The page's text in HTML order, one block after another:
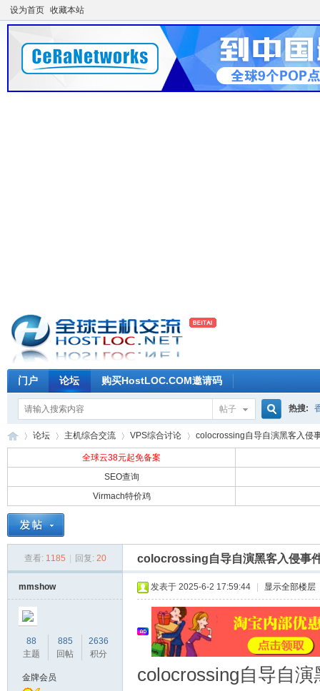
设为首页 收藏本站
门户 论坛 购买HostLOC.COM邀请码
帖子
搜
热搜:
论坛 主机综合交流
›
VPS综合讨论 colocrossing自导自演黑客入侵
全球云38元起免备案
SEO查询
Virmach特价鸡
查看: 1185 回复: 20 colocrossing自导自演黑客入侵事
mmshow
88
主题
885
回帖
2636
积分
金牌会员
发表于 2025-6-2 17:59:44 显示全部楼层
colocrossing自导自